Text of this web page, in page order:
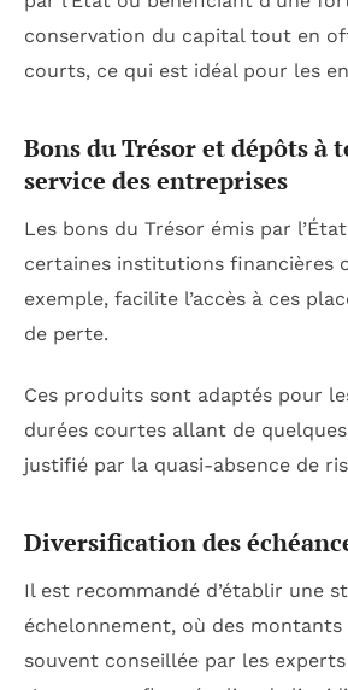
conservation du capital tout en
courts, ce qui est idéal pour les
Bons du Trésor et dépôts
service des entreprises
Les bons du Trésor émis par
certaines institutions financières
exemple, facilite l’accès à ces
de perte.
Ces produits sont adaptés pour
durées courtes allant de
justifié par la quasi-absence de
Diversification des
Il est recommandé d’établir une
échelonnement, où des
souvent conseillée par les